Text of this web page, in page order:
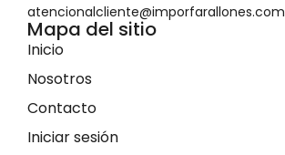
atencionalcliente@imporfarallones.com
Mapa del sitio
Inicio
Nosotros
Contacto
Iniciar sesión